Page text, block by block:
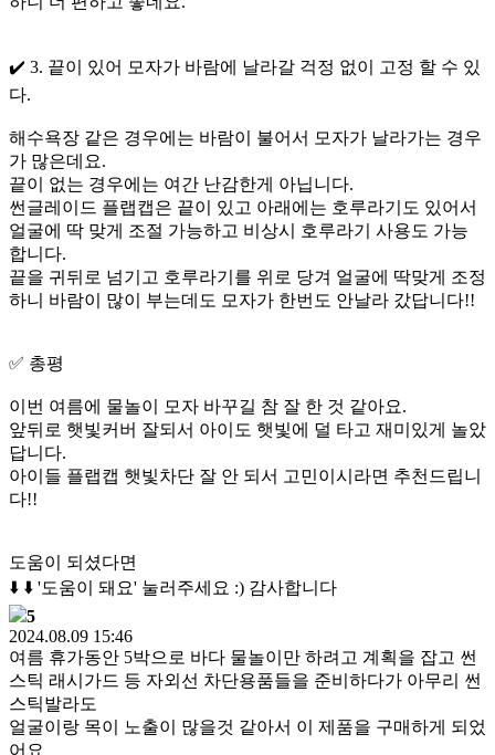
✔️ 3. 끝이 있어 모자가 바람에 날라갈 걱정 없이 고정 할 수 있
다.
해수욕장 같은 경우에는 바람이 불어서 모자가 날라가는 경우
가 많은데요.
끝이 없는 경우에는 여간 난감한게 아닙니다.
썬글레이드 플랩캡은 끝이 있고 아래에는 호루라기도 있어서
얼굴에 딱 맞게 조절 가능하고 비상시 호루라기 사용도 가능
합니다.
끝을 귀뒤로 넘기고 호루라기를 위로 당겨 얼굴에 딱맞게 조정
하니 바람이 많이 부는데도 모자가 한번도 안날라 갔답니다!!
✅️ 총평
이번 여름에 물놀이 모자 바꾸길 참 잘 한 것 같아요.
앞뒤로 햇빛커버 잘되서 아이도 햇빛에 덜 타고 재미있게 놀았
답니다.
아이들 플랩캡 햇빛차단 잘 안 되서 고민이시라면 추천드립니
다!!
도움이 되셨다면
⬇️ ⬇️ '도움이 돼요' 눌러주세요 :) 감사합니다
5
2024.08.09 15:46
여름 휴가동안 5박으로 바다 물놀이만 하려고 계획을 잡고 썬
스틱 래시가드 등 자외선 차단용품들을 준비하다가 아무리 썬
스틱발라도
얼굴이랑 목이 노출이 많을것 같아서 이 제품을 구매하게 되었
어요